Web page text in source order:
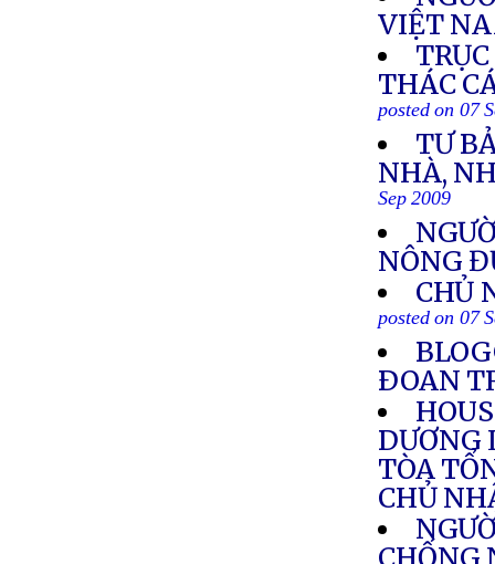
VIỆT
THÁC
posted on 07
TƯ
NHÀ,
Sep 2009
NÔNG
CHỦ
posted on 07
ÐOAN
DƯƠNG
TÒA
CHỦ